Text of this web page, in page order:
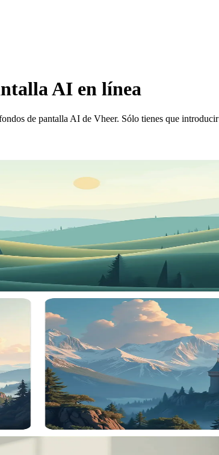
AI en línea
de pantalla AI de Vheer. Sólo tienes que